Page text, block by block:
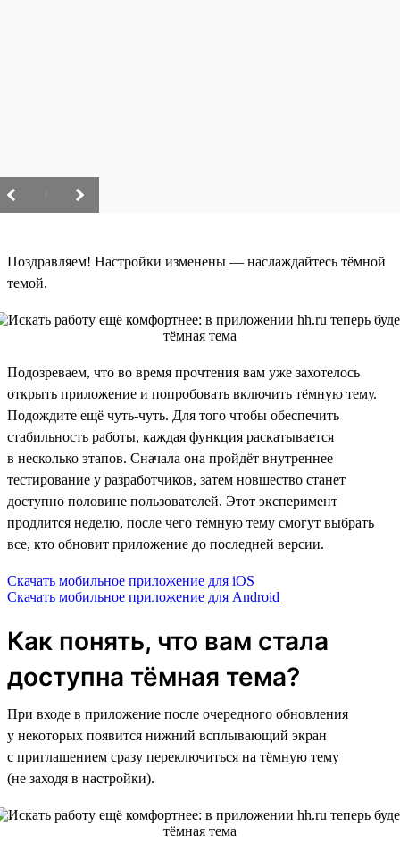
Поздравляем! Настройки изменены — наслаждайтесь тёмной
темой.
Подозреваем, что во время прочтения вам уже захотелось
открыть приложение и попробовать включить тёмную тему.
Подождите ещё чуть-чуть. Для того чтобы обеспечить
стабильность работы, каждая функция раскатывается
в несколько этапов. Сначала она пройдёт внутреннее
тестирование у разработчиков, затем новшество станет
доступно половине пользователей. Этот эксперимент
продлится неделю, после чего тёмную тему смогут выбрать
все, кто обновит приложение до последней версии.
Скачать мобильное приложение для iOS
Скачать мобильное приложение для Android
Как понять, что вам стала
доступна тёмная тема?
При входе в приложение после очередного обновления
у некоторых появится нижний всплывающий экран
с приглашением сразу переключиться на тёмную тему
(не заходя в настройки).